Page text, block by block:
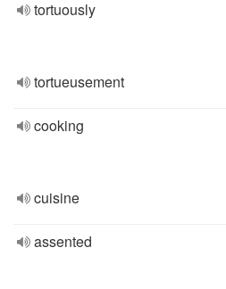
tortuously
tortueusement
cooking
cuisine
assented